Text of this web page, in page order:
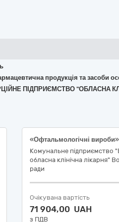
продукція та засоби
ПІДПРИЄМСТВО "ОБЛАСНА
«Офтальмологічні вироби»
Комунальне підприємство
обласна клінічна лікарня"
ради
Очікувана вартість
71 904,00 UAH
з ПДВ